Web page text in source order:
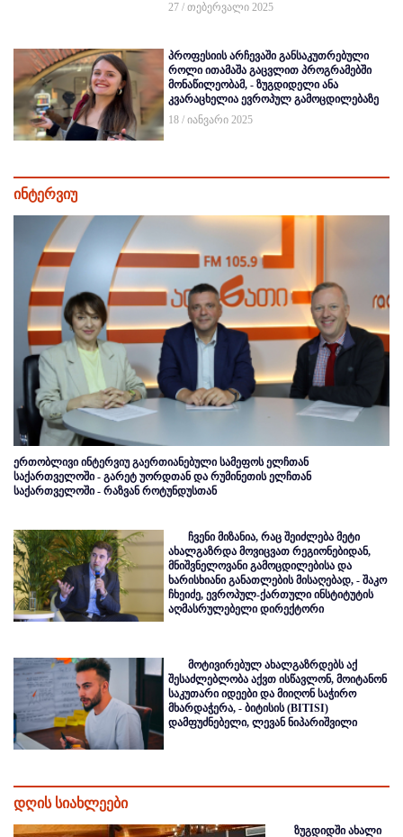
27 / თებერვალი 2025
პროფესიის არჩევაში განსაკუთრებული
როლი ითამაშა გაცვლით პროგრამებში
მონაწილეობამ, - ზუგდიდელი ანა
კვარაცხელია ევროპულ გამოცდილებაზე
18 / იანვარი 2025
ინტერვიუ
ერთობლივი ინტერვიუ გაერთიანებული სამეფოს ელჩთან
საქართველოში - გარეტ უორდთან და რუმინეთის ელჩთან
საქართველოში - რაზვან როტუნდუსთან
ჩვენი მიზანია, რაც შეიძლება მეტი
ახალგაზრდა მოვიცვათ რეგიონებიდან,
მნიშვნელოვანი გამოცდილებისა და
ხარისხიანი განათლების მისაღებად, - შაკო
ჩხეიძე, ევროპულ-ქართული ინსტიტუტის
აღმასრულებელი დირექტორი
მოტივირებულ ახალგაზრდებს აქ
შესაძლებლობა აქვთ ისწავლონ, მოიტანონ
საკუთარი იდეები და მიიღონ საჭირო
მხარდაჭერა, - ბიტისის (BITISI)
დამფუძნებელი, ლევან ნიპარიშვილი
დღის სიახლეები
ზუგდიდში ახალი